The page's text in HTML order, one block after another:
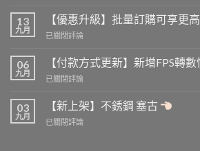
新】
新
圖
載
13
九月
【優惠升級】批量訂購可享更
【優
級】
批
可
已關閉評論
06
九月
【付款方式更新】新增FPS轉
【付
更
已關閉評論
03
九月
【新上架】不銹鋼 塞古
【新
已關閉評論